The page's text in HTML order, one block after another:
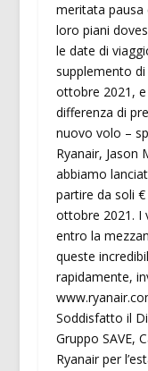
meritata pausa
loro piani
le date di
supplemento
ottobre 2021, e
differenza di
nuovo volo –
Ryanair, Jason
abbiamo
partire da soli
ottobre 2021. I
entro la
queste
rapidamente,
Soddisfatto il
Gruppo SAVE,
Ryanair per